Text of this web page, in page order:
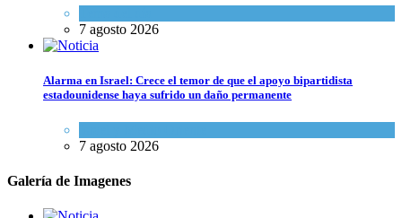
7 agosto 2026
Alarma en Israel: Crece el temor de que el apoyo bipartidista
estadounidense haya sufrido un daño permanente
7 agosto 2026
Galería de Imagenes